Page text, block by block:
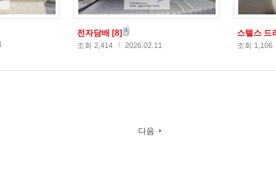
전자담배 [8]
조회 2,414 2026.02.11
스텔스 드
조회 1,106
다음